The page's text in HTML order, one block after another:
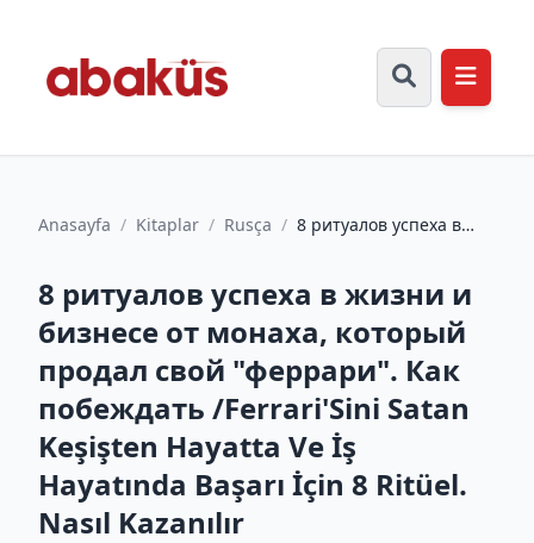
Anasayfa / Kitaplar / Rusça / 8 ритуалов успеха в
продал сво...
8 ритуалов успеха в жизни и
бизнесе от монаха, который
продал свой "феррари". Как
побеждать /Ferrari'Sini Satan
Keşişten Hayatta Ve İş
Hayatında Başarı İçin 8 Ritüel.
Nasıl Kazanılır